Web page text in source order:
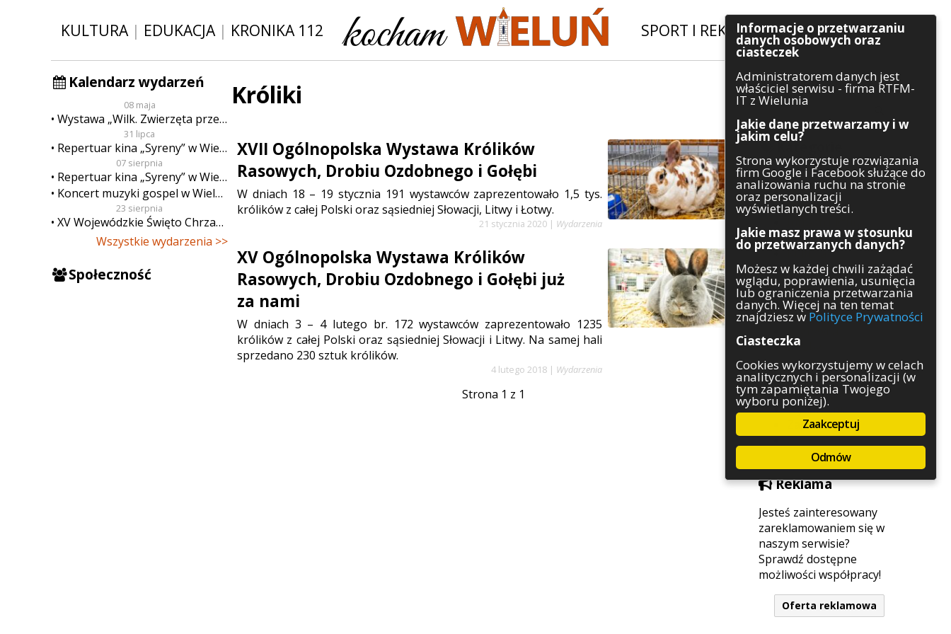
KULTURA| EDUKACJA| KRONIKA 112 SPORT I REKREACJA|INWESTYCJE
Kalendarz wydarzeń
08 maja
Wystawa „Wilk. Zwierzęta przeklęte”
31 lipca
Repertuar kina „Syreny” w Wieluniu w dn. od 31 lipca do 6 sierpnia
07 sierpnia
Repertuar kina „Syreny” w Wieluniu w dn. od 7 do 13 sierpnia
Koncert muzyki gospel w Wieluniu
23 sierpnia
XV Wojewódzkie Święto Chrzanu
Wszystkie wydarzenia >>
Społeczność
Szukaj
Kategorie
Architektura
Gospodarka
Handel
Komunikaty
Kultura
Polityka
Pozostałe
Psychologia
Rolnictwo
Służby
Sport
Środowisko
Szkolnictwo
Wydarzenia
Zapowiedzi
Zdrowie
Reklama
Jesteś zainteresowany
zareklamowaniem się w
naszym serwisie?
Sprawdź dostępne
możliwości współpracy!
Oferta reklamowa
Króliki
XVII Ogólnopolska Wystawa Królików
Rasowych, Drobiu Ozdobnego i Gołębi
W dniach 18 – 19 stycznia 191 wystawców zaprezentowało 1,5 tys.
królików z całej Polski oraz sąsiedniej Słowacji, Litwy i Łotwy.
21 stycznia 2020 | Wydarzenia
XV Ogólnopolska Wystawa Królików
Rasowych, Drobiu Ozdobnego i Gołębi już
za nami
W dniach 3 – 4 lutego br. 172 wystawców zaprezentowało 1235
królików z całej Polski oraz sąsiedniej Słowacji i Litwy. Na samej hali
sprzedano 230 sztuk królików.
4 lutego 2018 | Wydarzenia
Strona 1 z 1
Informacje o przetwarzaniu
danych osobowych oraz
ciasteczek
Administratorem danych jest
właściciel serwisu - firma RTFM-
IT z Wielunia
Jakie dane przetwarzamy i w
jakim celu?
Strona wykorzystuje rozwiązania
firm Google i Facebook służące do
analizowania ruchu na stronie
oraz personalizacji
wyświetlanych treści.
Jakie masz prawa w stosunku
do przetwarzanych danych?
Możesz w każdej chwili zażądać
wglądu, poprawienia, usunięcia
lub ograniczenia przetwarzania
danych. Więcej na ten temat
znajdziesz w Polityce Prywatności
Ciasteczka
Cookies wykorzystujemy w celach
analitycznych i personalizacji (w
tym zapamiętania Twojego
wyboru poniżej).
Zaakceptuj
Odmów